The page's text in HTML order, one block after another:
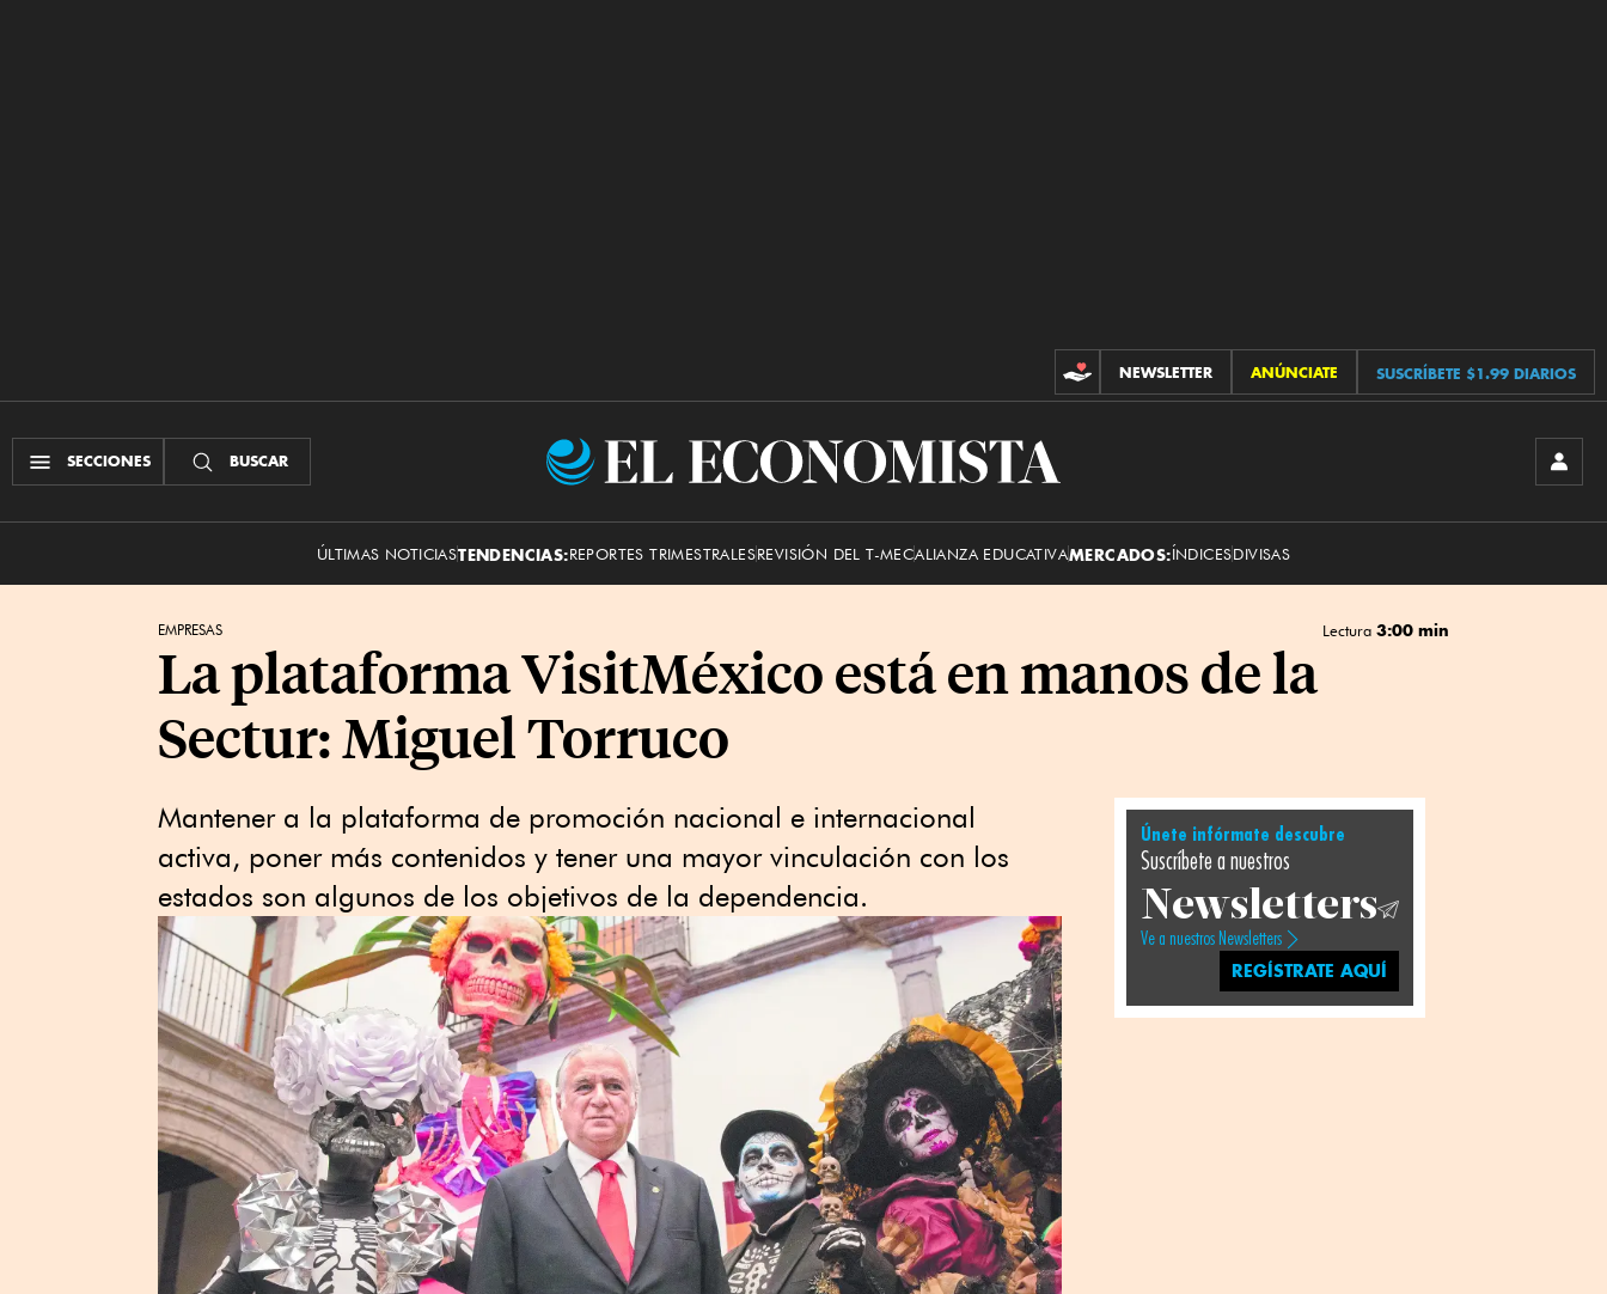
CONTRIBUCIONES
NEWSLETTER ANÚNCIATE SUSCRÍBETE $1.99 DIARIOS
SECCIONES BUSCAR
El
ÚLTIMAS NOTICIASTENDENCIAS:REPORTES TRIMESTRALESREVISIÓN DEL T-MECALIANZA EDUCATIVAMERCADOS:ÍNDICESDIVISAS
EMPRESAS Lectura 3:00 min
La plataforma VisitMéxico está en manos de la
Sectur: Miguel Torruco
Mantener a la plataforma de promoción nacional e internacional
activa, poner más contenidos y tener una mayor vinculación con los
estados son algunos de los objetivos de la dependencia.
Únete infórmate descubre
Suscríbete a nuestros
Newsletters
Ve a nuestros Newsletters
REGÍSTRATE AQUÍ